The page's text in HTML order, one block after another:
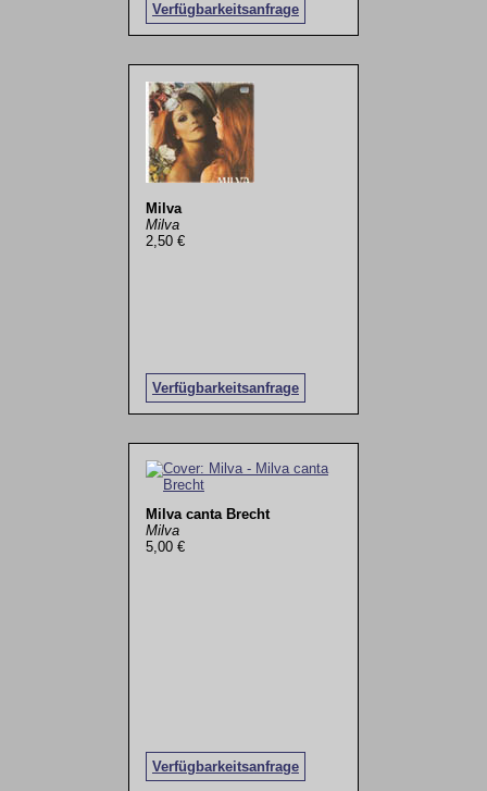
Verfügbarkeitsanfrage
Milva
Milva
2,50 €
Verfügbarkeitsanfrage
Milva canta Brecht
Milva
5,00 €
Verfügbarkeitsanfrage